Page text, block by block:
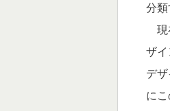
分類
現
ザ
デ
に